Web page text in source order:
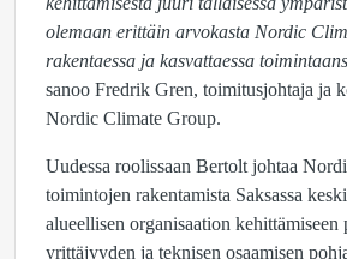
olemaan erittäin arvokasta Nordic
rakentaessa ja kasvattaessa
sanoo Fredrik Gren, toimitusjohtaja ja
Nordic Climate Group.
Uudessa roolissaan Bertolt johtaa
toimintojen rakentamista Saksassa
alueellisen organisaation kehittämiseen
yrittäjyyden ja teknisen osaamisen